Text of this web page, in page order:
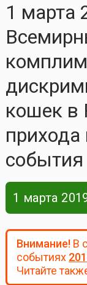
1 марта
кошек в
прихода
1 марта
Внимание!В
событиях
Читайте